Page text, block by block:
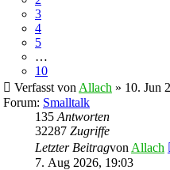
3
4
5
…
10
Verfasst von Allach » 10. Jun
Forum: Smalltalk
135 Antworten
32287 Zugriffe
Letzter Beitragvon Allach
7. Aug 2026, 19:03